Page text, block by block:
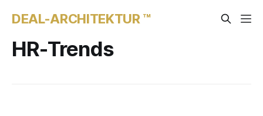
DEAL-ARCHITEKTUR ™
HR-Trends